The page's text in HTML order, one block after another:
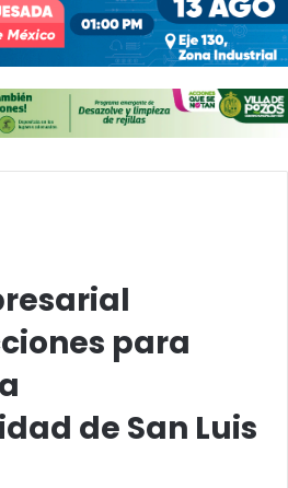
para
de San Luis